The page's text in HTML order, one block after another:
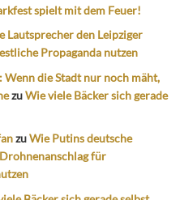
spielt mit dem Feuer!
Lautsprecher den Leipziger
Propaganda nutzen
die Stadt nur noch mäht,
zuWie viele Bäcker sich gerade
zuWie Putins deutsche
für